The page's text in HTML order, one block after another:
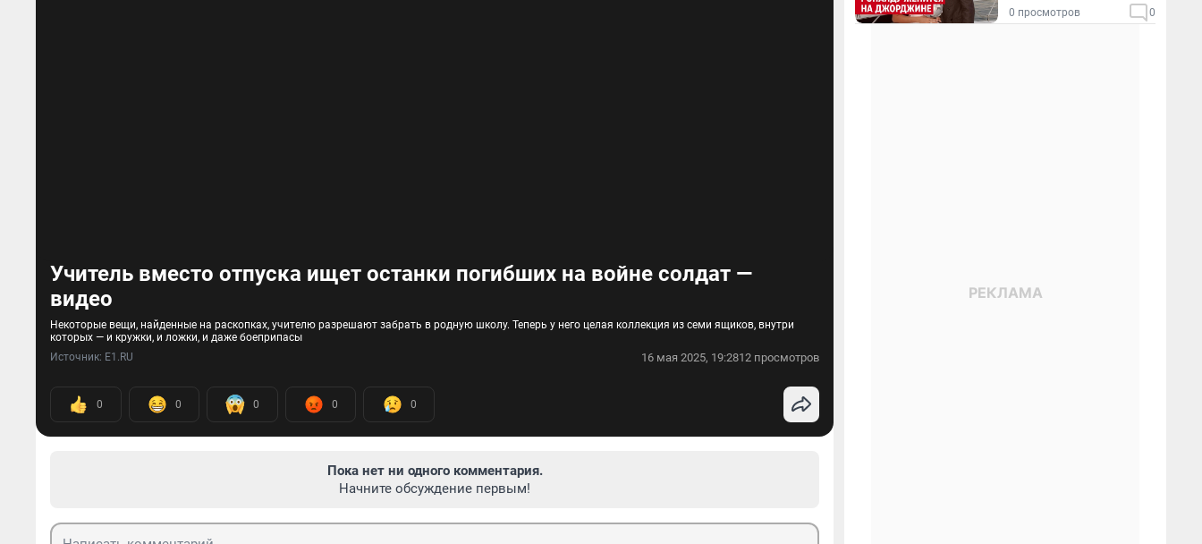
Учитель вместо отпуска ищет останки погибших на войне солдат —
видео
Некоторые вещи, найденные на раскопках, учителю разрешают забрать в родную школу. Теперь у него целая коллекция из семи ящиков, внутри
которых — и кружки, и ложки, и даже боеприпасы
Источник: E1.RU 16 мая 2025, 19:2812 просмотров
0 0 0 0 0
Пока нет ни одного комментария.
Начните обсуждение первым!
0 просмотров 0